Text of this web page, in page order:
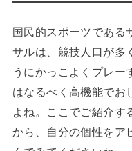
国民的スポーツである
サルは、競技人口が多
うにかっこよくプレー
はなるべく高機能でお
よね。ここでご紹介す
から、自分の個性をア